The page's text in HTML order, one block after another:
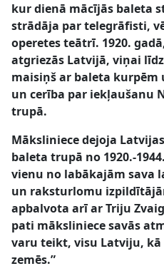
kur dienā mācījās baleta
strādāja par telegrāfisti,
operetes teātrī. 1920.
atgriezās Latvijā, viņai
maisiņš ar baleta
un cerība par iekļaušanu
trupā.
Māksliniece dejoja
baleta trupā no 1920.-
vienu no labākajām sava
un raksturlomu
apbalvota arī ar Triju
pati māksliniece savās
varu teikt, visu Latviju,
zemēs.”